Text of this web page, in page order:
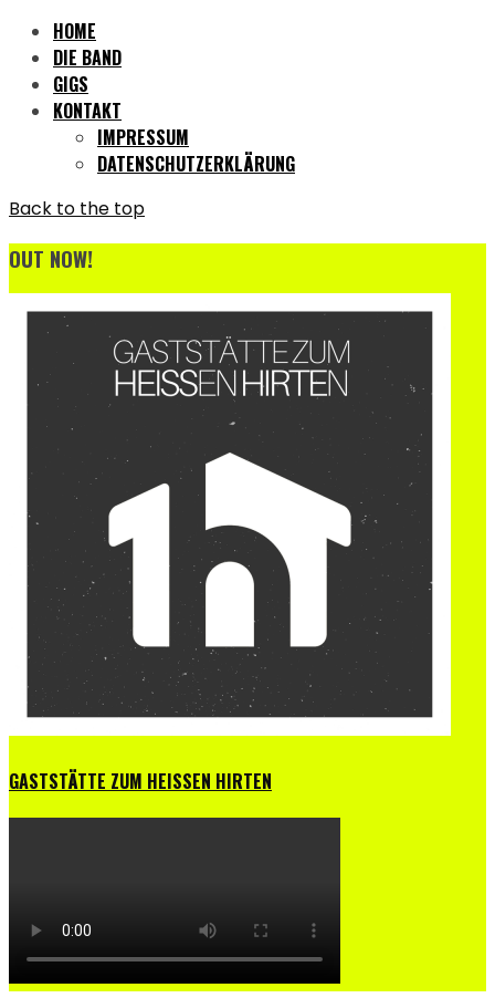
HOME
DIE BAND
GIGS
KONTAKT
IMPRESSUM
DATENSCHUTZERKLÄRUNG
Back to the top
OUT NOW!
GASTSTÄTTE ZUM HEISSEN HIRTEN